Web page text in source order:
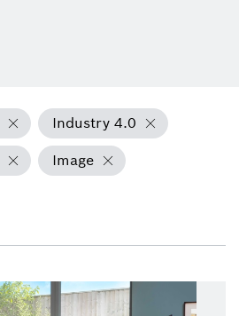
Industry 4.0
Image